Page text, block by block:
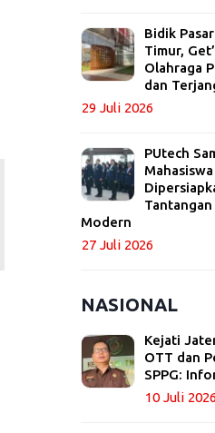
Bidik
Timur,
Olahraga
dan
29 Juli 2026
PUtech
Modern
27 Juli 2026
NASIONAL
Kejati
OTT dan
SPPG:
10 Juli 2026